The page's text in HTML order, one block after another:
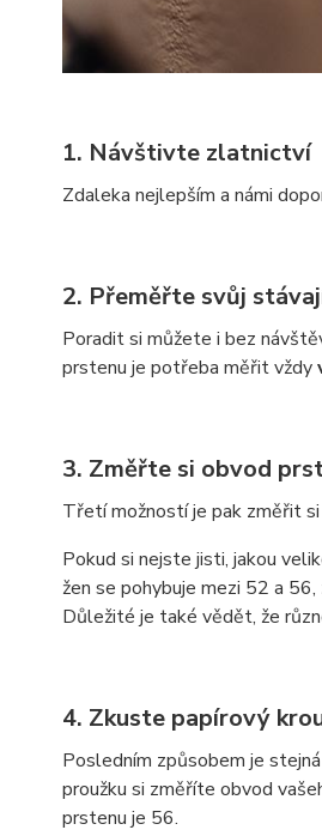
1. Návštivte zlatnictví
Zdaleka nejlepším a námi
2. Přeměřte svůj
Poradit si můžete i bez
prstenu je potřeba měřit vždy
3. Změřte si obvod
Třetí možností je pak změřit
Pokud si nejste jisti, jakou
žen se pohybuje mezi 52 a
Důležité je také vědět, že
4. Zkuste papírový
Posledním způsobem je
proužku si změříte obvod
prstenu je 56.